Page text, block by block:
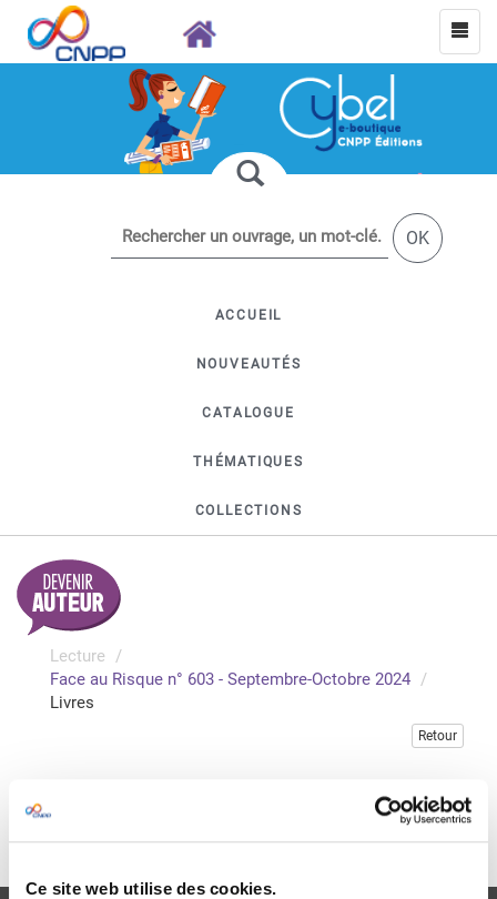
Ce site web utilise des cookies.
OK
ACCUEIL
NOUVEAUTÉS
CATALOGUE
THÉMATIQUES
COLLECTIONS
Lecture
Face au Risque n° 603 - Septembre-Octobre 2024
Livres
Retour
Veuillez vous connecter pour accéder à cette publication